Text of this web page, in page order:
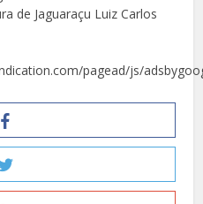
de Jaguaraçu Luiz Carlos
pagead/js/